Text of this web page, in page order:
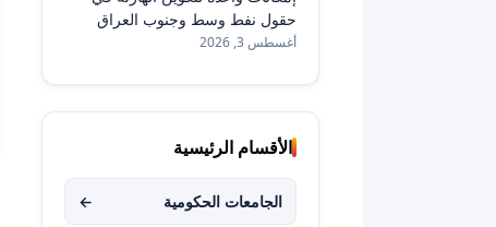
حقول نفط وسط وجنوب العراق
أغسطس 3, 2026
الأقسام الرئيسية
الجامعات الحكومية ←